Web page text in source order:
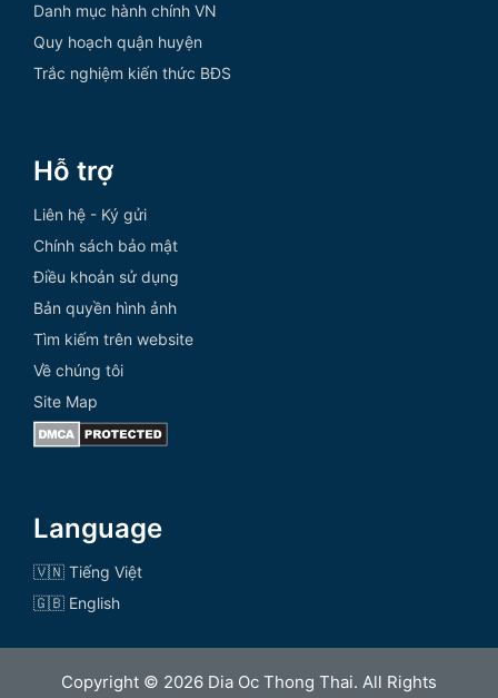
Danh mục hành chính VN
Quy hoạch quận huyện
Trắc nghiệm kiến thức BĐS
Hỗ trợ
Liên hệ - Ký gửi
Chính sách bảo mật
Điều khoản sử dụng
Bản quyền hình ảnh
Tìm kiếm trên website
Về chúng tôi
Site Map
Language
🇻🇳 Tiếng Việt
🇬🇧 English
Copyright © 2026 Dia Oc Thong Thai. All Rights